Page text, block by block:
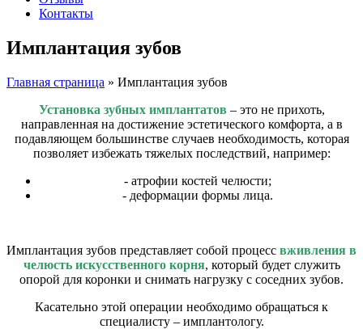
Контакты
Имплантация зубов
Главная страница » Имплантация зубов
Установка зубных имплантатов – это не прихоть,
направленная на достижение эстетического комфорта, а в
подавляющем большинстве случаев необходимость, которая
позволяет избежать тяжелых последствий, например:
- атрофии костей челюсти;
- деформации формы лица.
Имплантация зубов представляет собой процесс вживления в
челюсть искусственного корня, который будет служить
опорой для коронки и снимать нагрузку с соседних зубов.
Касательно этой операции необходимо обращаться к
специалисту – имплантологу.